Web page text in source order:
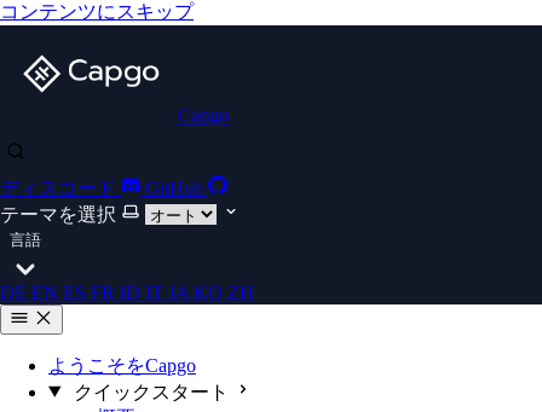
コンテンツにスキップ
Capgo
ディスコード
GitHub
テーマを選択
言語
DE EN ES FR ID IT JA KO ZH
ようこそをCapgo
クイックスタート